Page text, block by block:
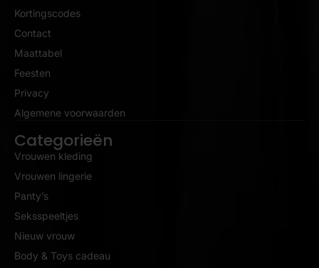
Kortingscodes
Contact
Maattabel
Feesten
Privacy
Algemene voorwaarden
Categorieën
Vrouwen kleding
Vrouwen lingerie
Panty’s
Seksspeeltjes
Nieuw vrouw
Body & Toys cadeau